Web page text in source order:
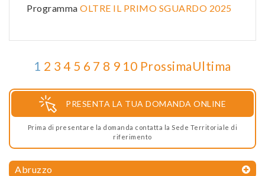
Programma OLTRE IL PRIMO SGUARDO 2025
1 2 3 4 5 6 7 8 9 10 ProssimaUltima
PRESENTA LA TUA DOMANDA ONLINE
Prima di presentare la domanda contatta la Sede Territoriale di
riferimento
Abruzzo